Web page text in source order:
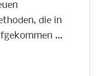
die in
...